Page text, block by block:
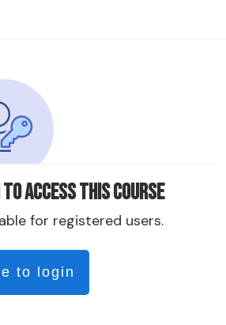
to access this course
for registered users.
to login